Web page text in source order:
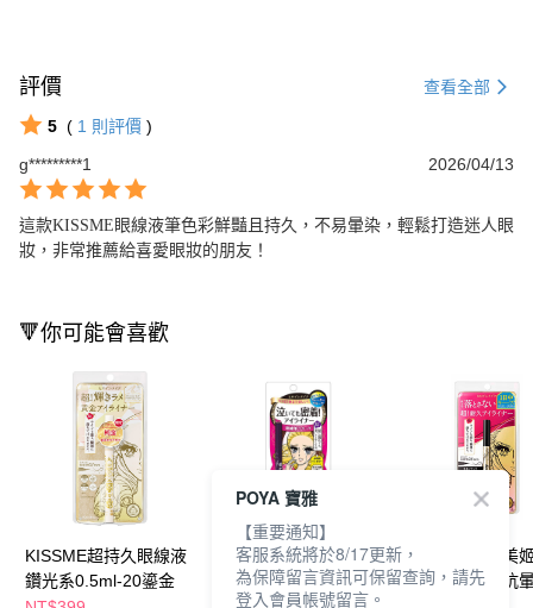
評價 查看全部
5 ( 1 則評價 )
g*********1
2026/04/13
這款KISSME眼線液筆色彩鮮豔且持久，不易暈染，輕鬆打造迷人眼
妝，非常推薦給喜愛眼妝的朋友！
🔻你可能會喜歡
KISSME超持久眼線液
鑽光系0.5ml-20鎏金
KissMe花漾美姬零阻
力絲滑濃黑眼線液筆
KISSME 花漾美
超！持久極細抗
POYA 寶雅
【重要通知】
客服系統將於8/17更新，
為保障留言資訊可保留查詢，請先
登入會員帳號留言。